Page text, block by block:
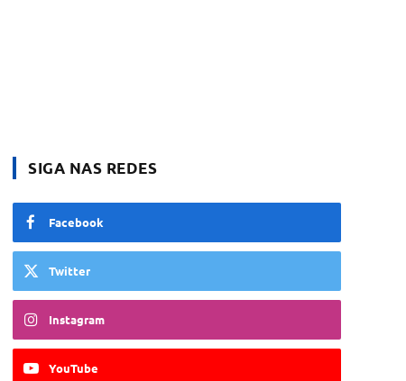
SIGA NAS REDES
Facebook
Twitter
Instagram
YouTube